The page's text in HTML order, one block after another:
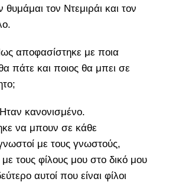
τον Ντεμιράι και τον
αποφασίστηκε με ποια
πάτε και ποιος θα μπει σε
κανονισμένο.
να μπουν σε κάθε
με τους γνωστούς,
τους φίλους μου στο δικό μου
αυτοί που είναι φίλοι